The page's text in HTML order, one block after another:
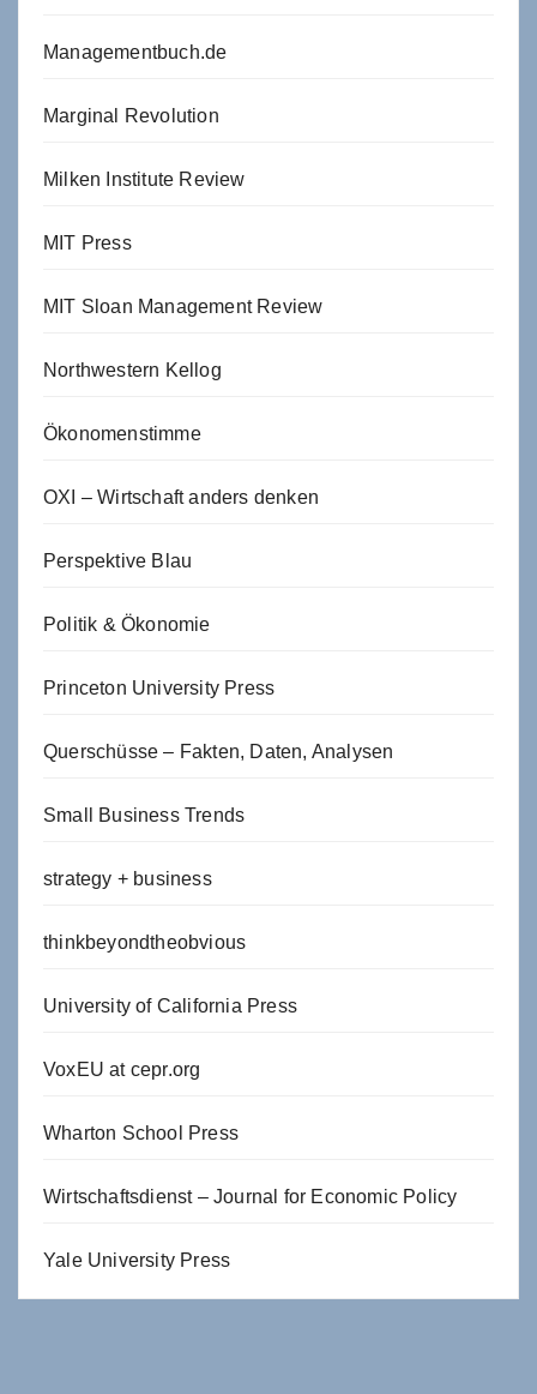
Managementbuch.de
Marginal Revolution
Milken Institute Review
MIT Press
MIT Sloan Management Review
Northwestern Kellog
Ökonomenstimme
OXI – Wirtschaft anders denken
Perspektive Blau
Politik & Ökonomie
Princeton University Press
Querschüsse – Fakten, Daten, Analysen
Small Business Trends
strategy + business
thinkbeyondtheobvious
University of California Press
VoxEU at cepr.org
Wharton School Press
Wirtschaftsdienst – Journal for Economic Policy
Yale University Press